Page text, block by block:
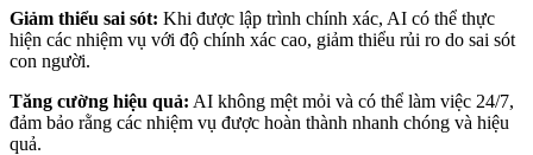
Giảm thiểu sai sót: Khi được lập trình chính xác, AI có thể thực
hiện các nhiệm vụ với độ chính xác cao, giảm thiểu rủi ro do sai sót
con người.
Tăng cường hiệu quả: AI không mệt mỏi và có thể làm việc 24/7,
đảm bảo rằng các nhiệm vụ được hoàn thành nhanh chóng và hiệu
quả.